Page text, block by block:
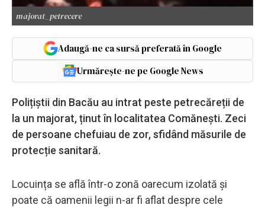
majorat_petrecere
Adaugă-ne ca sursă preferată în Google
Urmărește-ne pe Google News
Polițiștii din Bacău au intrat peste petrecăreții de
la un majorat, ținut în localitatea Comănești. Zeci
de persoane chefuiau de zor, sfidând măsurile de
protecție sanitară.
Locuința se află într-o zonă oarecum izolată și
poate că oamenii legii n-ar fi aflat despre cele